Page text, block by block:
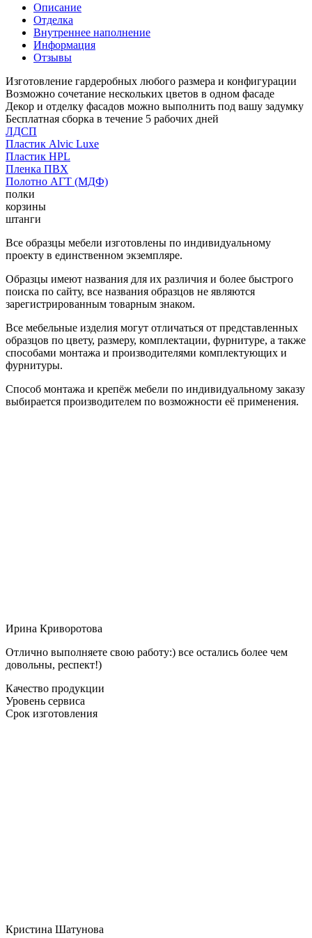
Описание
Отделка
Внутреннее наполнение
Информация
Отзывы
Изготовление гардеробных любого размера и конфигурации
Возможно сочетание нескольких цветов в одном фасаде
Декор и отделку фасадов можно выполнить под вашу задумку
Бесплатная сборка в течение 5 рабочих дней
ЛДСП
Пластик Alvic Luxe
Пластик HPL
Пленка ПВХ
Полотно АГТ (МДФ)
полки
корзины
штанги
Все образцы мебели изготовлены по индивидуальному
проекту в единственном экземпляре.
Образцы имеют названия для их различия и более быстрого
поиска по сайту, все названия образцов не являются
зарегистрированным товарным знаком.
Все мебельные изделия могут отличаться от представленных
образцов по цвету, размеру, комплектации, фурнитуре, а также
способами монтажа и производителями комплектующих и
фурнитуры.
Способ монтажа и крепёж мебели по индивидуальному заказу
выбирается производителем по возможности её применения.
Ирина Криворотова
Отлично выполняете свою работу:) все остались более чем
довольны, респект!)
Качество продукции
Уровень сервиса
Срок изготовления
Кристина Шатунова